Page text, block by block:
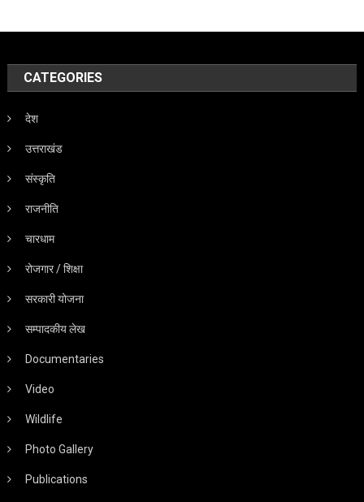
CATEGORIES
देश
उत्तराखंड
संस्कृति
राजनीति
चारधाम
रोजगार / शिक्षा
सरकारी योजना
सम्पादकीय लेख
Documentaries
Video
Wildlife
Photo Gallery
Publications